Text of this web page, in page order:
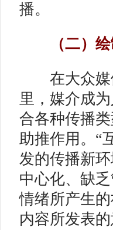
播。
（二）绘
在大众媒
里，媒介成
合各种传播
助推作用。“
发的传播新
中心化、缺
情绪所产生
内容所发表